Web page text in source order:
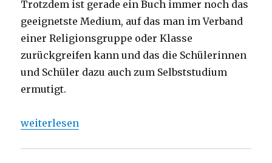
Trotzdem ist gerade ein Buch immer noch das
geeignetste Medium, auf das man im Verband
einer Religionsgruppe oder Klasse
zurückgreifen kann und das die Schülerinnen
und Schüler dazu auch zum Selbststudium
ermutigt.
„Religiös kompetent werden, Rezension von
weiterlesen